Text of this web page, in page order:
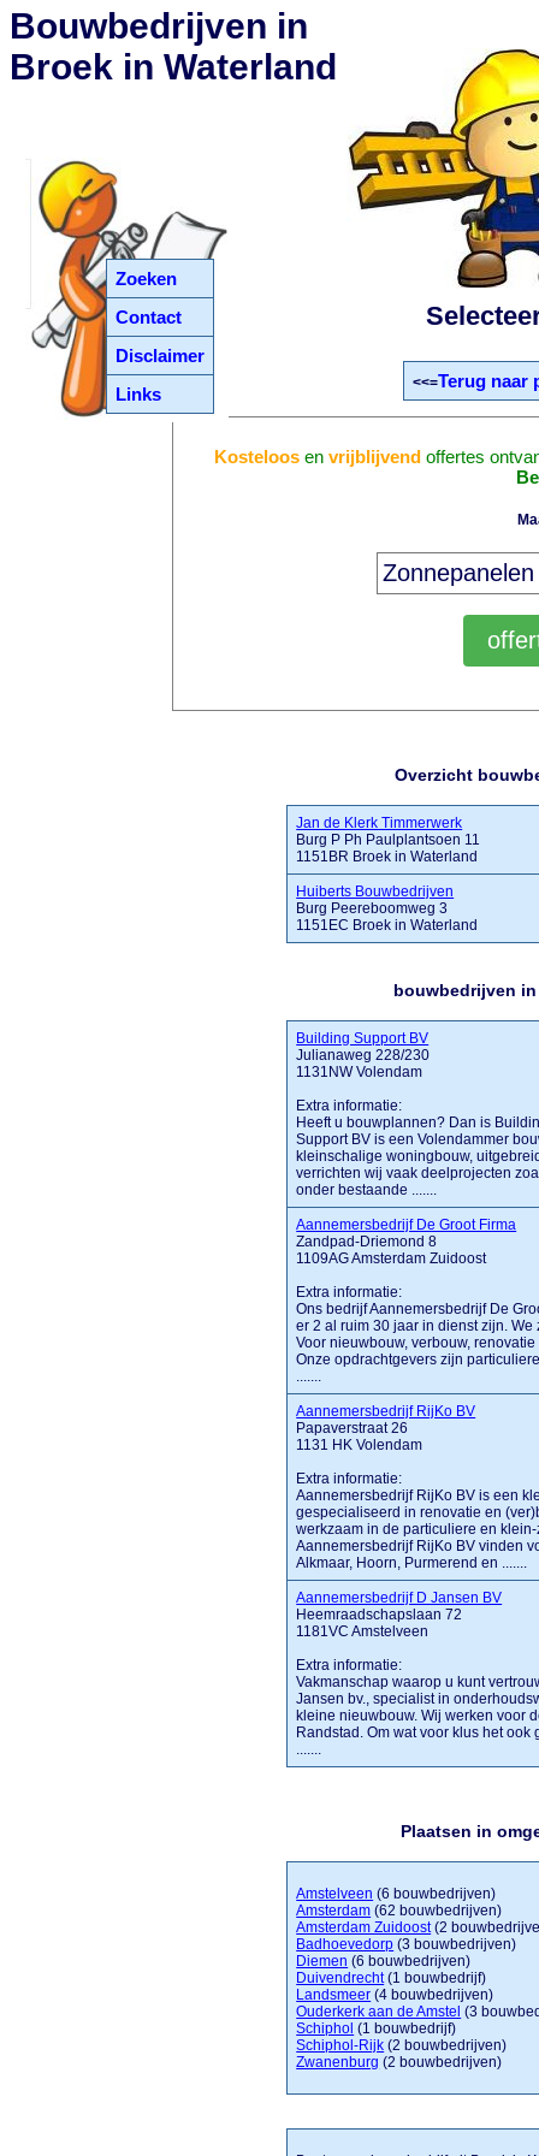
Zoeken
Contact
Disclaimer
Links
Bouwbedrijven in
Broek in Waterland
<<=Terug naar
Kosteloosen vrijblijvendoffertes
Overzicht
Jan de Klerk Timmerwerk
Burg P Ph Paulplantsoen 11
1151BR Broek in Waterland
Huiberts Bouwbedrijven
Burg Peereboomweg 3
1151EC Broek in Waterland
bouwbedrijven
Building Support BV
Julianaweg 228/230
1131NW Volendam
Extra informatie:
Heeft u bouwplannen? Dan is
Support BV is een Volendammer
kleinschalige woningbouw,
verrichten wij vaak deelprojecten
onder bestaande .......
Aannemersbedrijf De Groot Firma
Zandpad-Driemond 8
1109AG Amsterdam Zuidoost
Extra informatie:
Ons bedrijf Aannemersbedrijf De
er 2 al ruim 30 jaar in dienst zijn.
Voor nieuwbouw, verbouw,
Onze opdrachtgevers zijn
.......
Aannemersbedrijf RijKo BV
Papaverstraat 26
1131 HK Volendam
Extra informatie:
Aannemersbedrijf RijKo BV is een
gespecialiseerd in renovatie en
werkzaam in de particuliere en
Aannemersbedrijf RijKo BV vinden
Alkmaar, Hoorn, Purmerend en .......
Aannemersbedrijf D Jansen BV
Heemraadschapslaan 72
1181VC Amstelveen
Extra informatie:
Vakmanschap waarop u kunt
Jansen bv., specialist in
kleine nieuwbouw. Wij werken voor
Randstad. Om wat voor klus het
.......
Plaatsen in
Amstelveen (6 bouwbedrijven)
Amsterdam (62 bouwbedrijven)
Amsterdam Zuidoost(2
Badhoevedorp (3 bouwbedrijven)
Diemen (6 bouwbedrijven)
Duivendrecht(1 bouwbedrijf)
Landsmeer (4 bouwbedrijven)
Ouderkerk aan de Amstel (3
Schiphol (1 bouwbedrijf)
Schiphol-Rijk (2 bouwbedrijven)
Zwanenburg (2 bouwbedrijven)